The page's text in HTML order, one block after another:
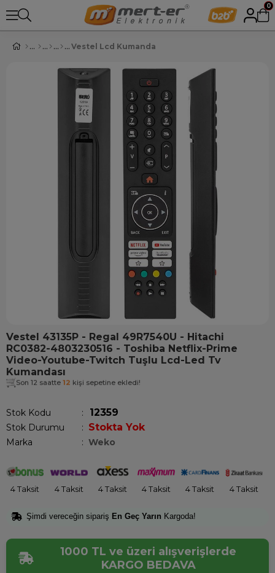
0
Vestel Lcd Kumanda
Vestel 43135P - Regal 49R7540U - Hitachi
RC0382-4803230516 - Toshiba Netflix-Prime
Video-Youtube-Twitch Tuşlu Lcd-Led Tv
Kumandası
Son 12 saatte 12 kişi sepetine ekledi!
Stok Kodu 12359
Stok Durumu : Stokta Yok
Marka : Weko
4 Taksit 4 Taksit 4 Taksit 4 Taksit 4 Taksit 4 Taksit
Şimdi vereceğin sipariş En Geç Yarın Kargoda!
1000 TL ve üzeri alışverişlerde
KARGO BEDAVA